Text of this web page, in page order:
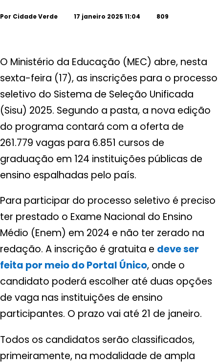
Por Cidade Verde 17 janeiro 2025 11:04 809
O Ministério da Educação (MEC) abre, nesta
sexta-feira (17), as inscrições para o processo
seletivo do Sistema de Seleção Unificada
(Sisu) 2025. Segundo a pasta, a nova edição
do programa contará com a oferta de
261.779 vagas para 6.851 cursos de
graduação em 124 instituições públicas de
ensino espalhadas pelo país.
Para participar do processo seletivo é preciso
ter prestado o Exame Nacional do Ensino
Médio (Enem) em 2024 e não ter zerado na
redação. A inscrição é gratuita e deve ser
feita por meio do Portal Único, onde o
candidato poderá escolher até duas opções
de vaga nas instituições de ensino
participantes. O prazo vai até 21 de janeiro.
Todos os candidatos serão classificados,
primeiramente, na modalidade de ampla